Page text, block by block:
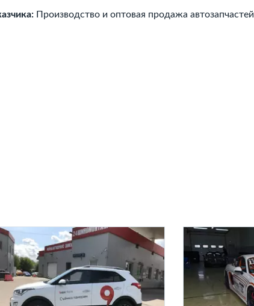
Производство и оптовая продажа автозапчастей